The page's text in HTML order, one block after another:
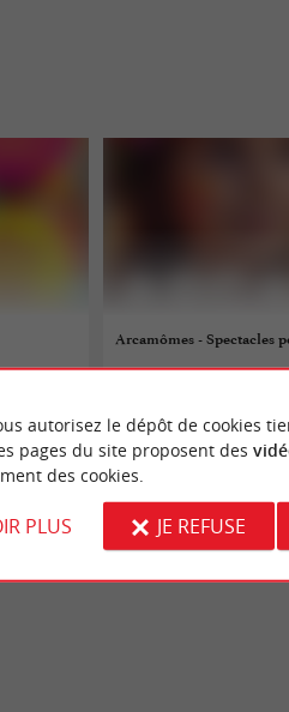
Arcamômes - Spectacles
Arcachon
autorisez le dépôt de cookies
pages du site proposent des
des cookies.
PLUS JE REFUSE